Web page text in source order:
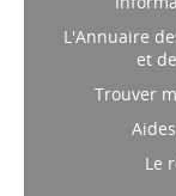
L'Annuaire
et
Trouver
Le